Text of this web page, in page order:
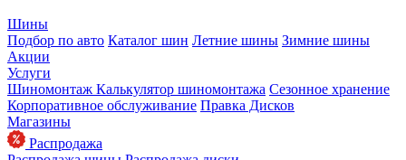
Шины
Подбор по авто Каталог шин Летние шины Зимние шины
Акции
Услуги
Шиномонтаж Калькулятор шиномонтажа Сезонное хранение
Корпоративное обслуживание Правка Дисков
Магазины
Распродажа